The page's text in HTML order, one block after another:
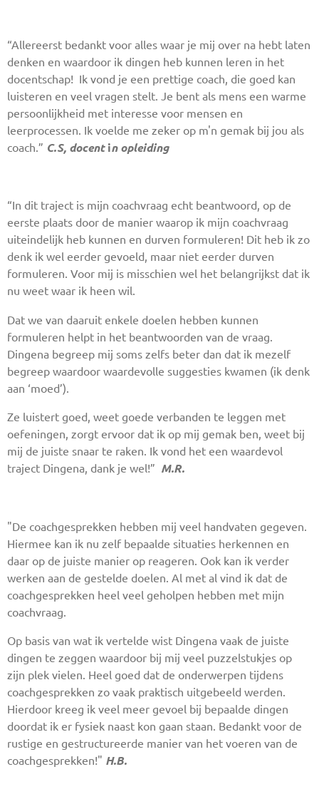
“Allereerst bedankt voor alles waar je mij over na hebt laten
denken en waardoor ik dingen heb kunnen leren in het
docentschap! Ik vond je een prettige coach, die goed kan
luisteren en veel vragen stelt. Je bent als mens een warme
persoonlijkheid met interesse voor mensen en
leerprocessen. Ik voelde me zeker op m'n gemak bij jou als
coach.” C.S, docentin opleiding
“In dit traject is mijn coachvraag echt beantwoord, op de
eerste plaats door de manier waarop ik mijn coachvraag
uiteindelijk heb kunnen en durven formuleren! Dit heb ik zo
denk ik wel eerder gevoeld, maar niet eerder durven
formuleren. Voor mij is misschien wel het belangrijkst dat ik
nu weet waar ik heen wil.
Dat we van daaruit enkele doelen hebben kunnen
formuleren helpt in het beantwoorden van de vraag.
Dingena begreep mij soms zelfs beter dan dat ik mezelf
begreep waardoor waardevolle suggesties kwamen (ik denk
aan ‘moed’).
Ze luistert goed, weet goede verbanden te leggen met
oefeningen, zorgt ervoor dat ik op mij gemak ben, weet bij
mij de juiste snaar te raken. Ik vond het een waardevol
traject Dingena, dank je wel!” M.R.
"De coachgesprekken hebben mij veel handvaten gegeven.
Hiermee kan ik nu zelf bepaalde situaties herkennen en
daar op de juiste manier op reageren. Ook kan ik verder
werken aan de gestelde doelen. Al met al vind ik dat de
coachgesprekken heel veel geholpen hebben met mijn
coachvraag.
Op basis van wat ik vertelde wist Dingena vaak de juiste
dingen te zeggen waardoor bij mij veel puzzelstukjes op
zijn plek vielen. Heel goed dat de onderwerpen tijdens
coachgesprekken zo vaak praktisch uitgebeeld werden.
Hierdoor kreeg ik veel meer gevoel bij bepaalde dingen
doordat ik er fysiek naast kon gaan staan. Bedankt voor de
rustige en gestructureerde manier van het voeren van de
coachgesprekken!" H.B.